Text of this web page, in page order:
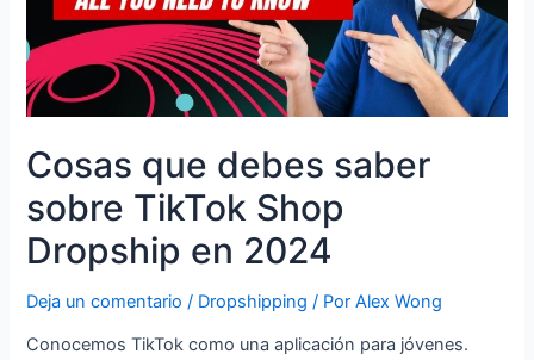
Cosas que debes saber
sobre TikTok Shop
Dropship en 2024
Deja un comentario / Dropshipping / PorAlex Wong
Conocemos TikTok como una aplicación para jóvenes.